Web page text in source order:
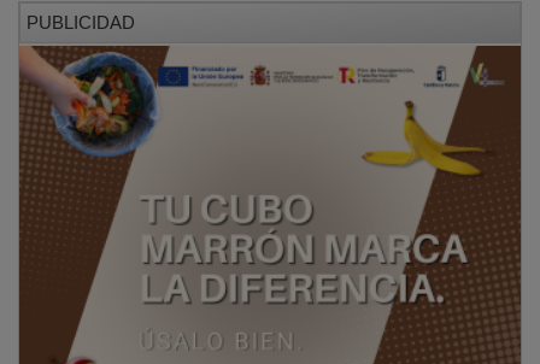
teléfonos y correos electrónicos siguientes:
Escuela de Teatro: Teléfono: 675637907 / Mail:
esteatrocc@gmail.com (Pablo Menasanch)
Escuela de Arte:
Teléfono: 649968754 / Mail:
escueladeartecc@gmail.com (Ana Iglesias)
Escuela de Fotografía: Teléfono: 662422236 /
Mail: laphotoescuela64@gmail.com (Nacho
Izquierdo)
La inscripción en la Escuela de Fotografía hay que
hacerla telefónicamente.